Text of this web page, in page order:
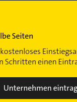
Seiten
Schritten einen
Unternehmen